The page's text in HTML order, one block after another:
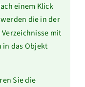
einem Klick
werden die in der
mit
in das Objekt
Sie die